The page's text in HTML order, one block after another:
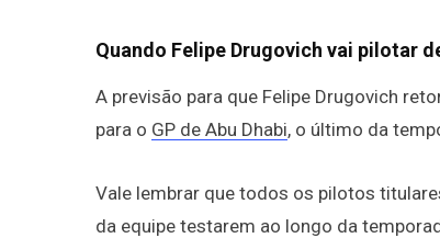
Quando Felipe Drugovich vai pilotar
A previsão para que Felipe Drugovich
para o GP de Abu Dhabi, o último da
Vale lembrar que todos os pilotos
da equipe testarem ao longo da